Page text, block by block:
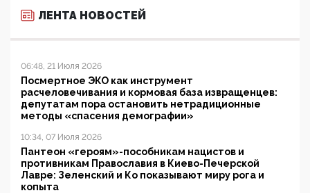
ЛЕНТА НОВОСТЕЙ
06:48, 21 Июля 2026
Посмертное ЭКО как инструмент
расчеловечивания и кормовая база извращенцев:
депутатам пора остановить нетрадиционные
методы «спасения демографии»
10:34, 07 Июля 2026
Пантеон «героям»-пособникам нацистов и
противникам Православия в Киево-Печерской
Лавре: Зеленский и Ко показывают миру рога и
копыта